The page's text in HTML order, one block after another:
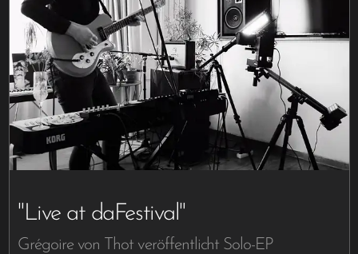
"Live at daFestival"
Grégoire von Thot veröffentlicht Solo-EP